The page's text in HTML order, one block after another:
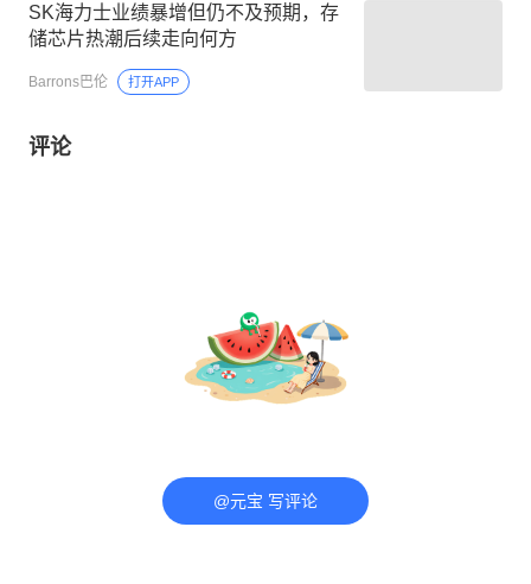
SK海力士业绩暴增但仍不及预期，存
储芯片热潮后续走向何方
Barrons巴伦 打开APP
评论
@元宝 写评论